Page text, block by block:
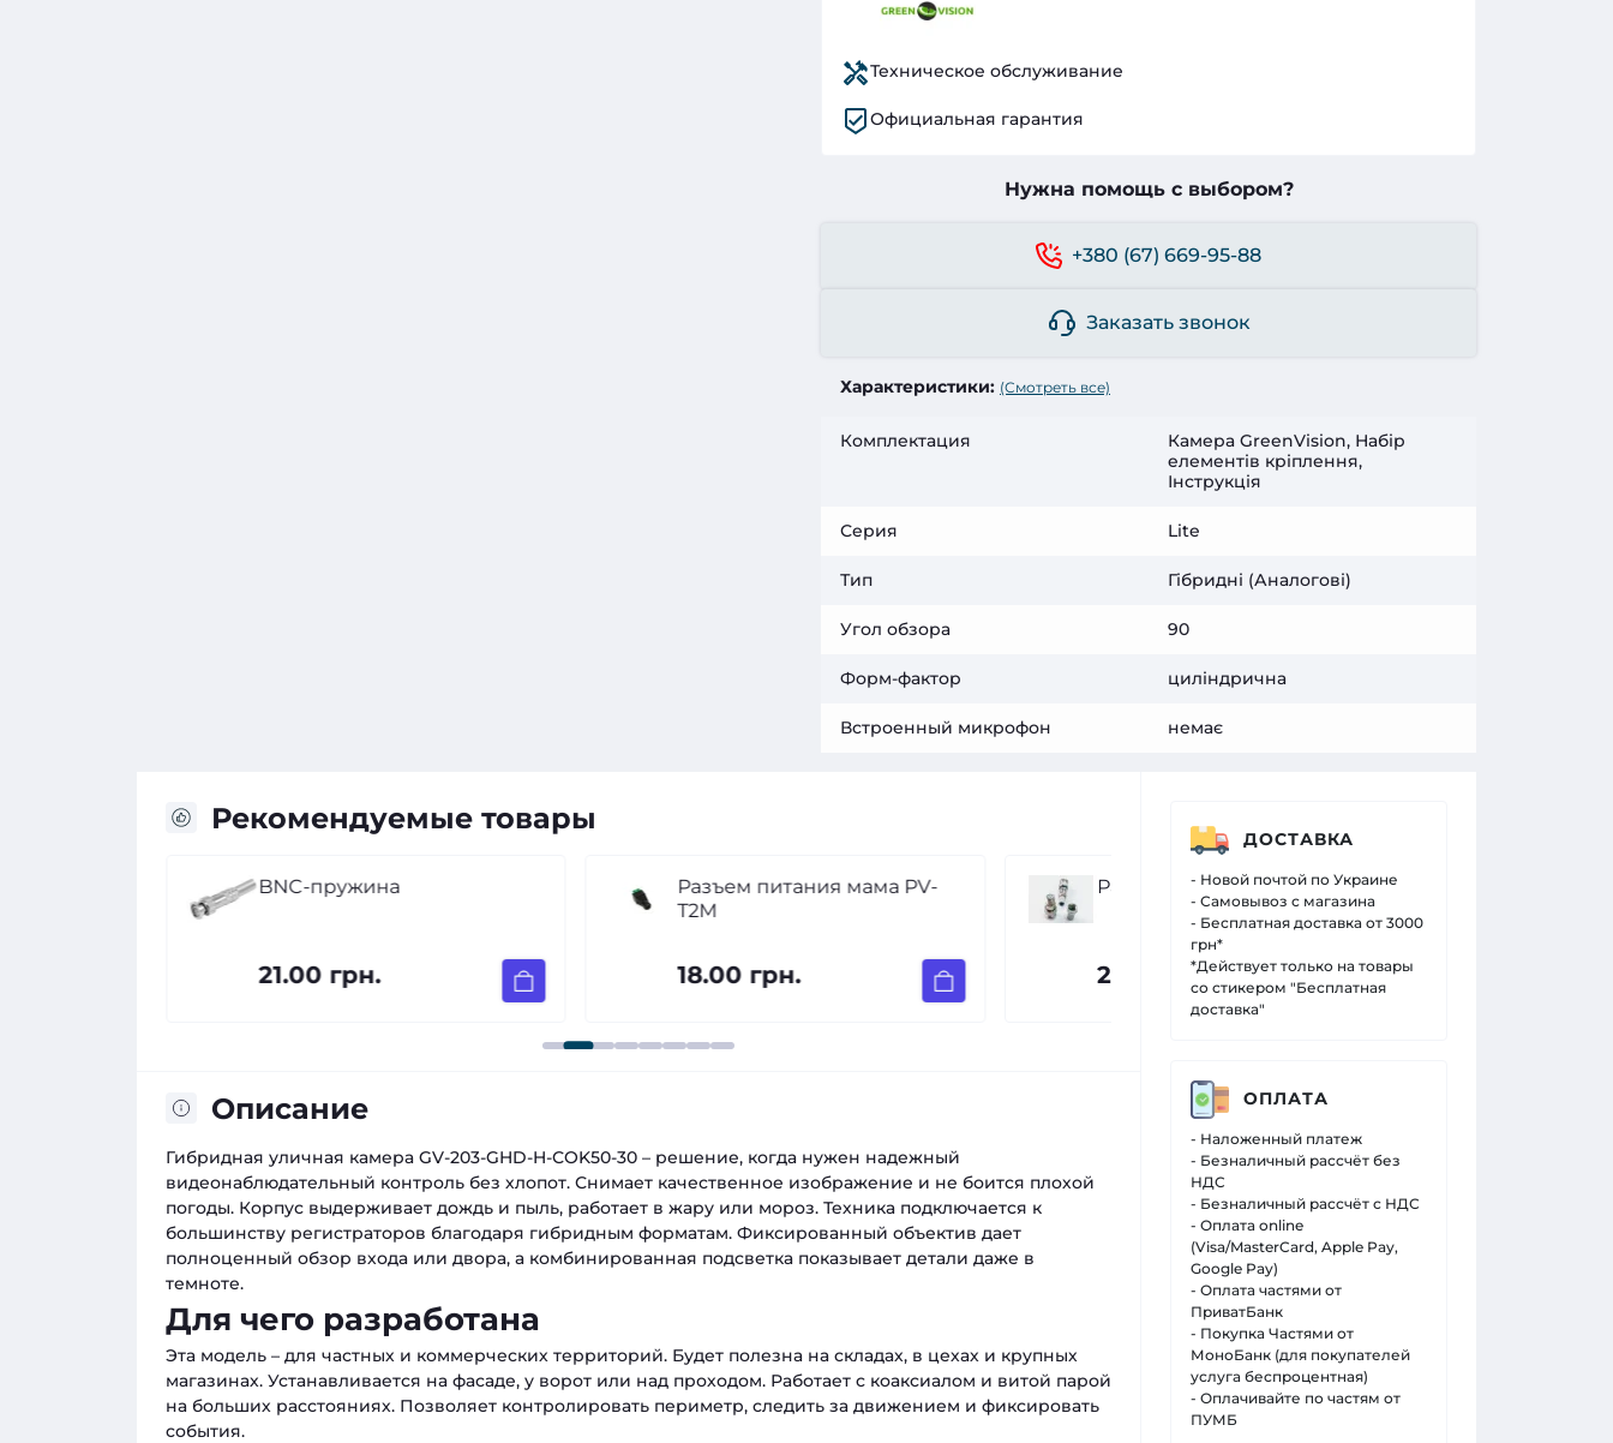
Техническое обслуживание
Официальная гарантия
Нужна помощь с выбором?
+380 (67) 669-95-88
Заказать звонок
Характеристики: (Смотреть все)
Комплектация
Камера GreenVision, Набір
елементів кріплення,
Інструкція
Серия Lite
Тип Гібридні (Аналогові)
Угол обзора 90
Форм-фактор циліндрична
Встроенный микрофон немає
Рекомендуемые товары
BNC-пружина
21.00 грн.
Разъем питания мама PV-
T2M
18.00 грн.
Разъем BNC под F гайку
21.00 грн.
Описание
Гибридная уличная камера GV-203-GHD-H-СOK50-30 – решение, когда нужен надежный
видеонаблюдательный контроль без хлопот. Снимает качественное изображение и не боится плохой
погоды. Корпус выдерживает дождь и пыль, работает в жару или мороз. Техника подключается к
большинству регистраторов благодаря гибридным форматам. Фиксированный объектив дает
полноценный обзор входа или двора, а комбинированная подсветка показывает детали даже в
темноте.
Для чего разработана
Эта модель – для частных и коммерческих территорий. Будет полезна на складах, в цехах и крупных
магазинах. Устанавливается на фасаде, у ворот или над проходом. Работает с коаксиалом и витой парой
на больших расстояниях. Позволяет контролировать периметр, следить за движением и фиксировать
события.
ДОСТАВКА
- Новой почтой по Украине
- Самовывоз с магазина
- Бесплатная доставка от 3000
грн*
*Действует только на товары
со стикером "Бесплатная
доставка"
ОПЛАТА
- Наложенный платеж
- Безналичный рассчёт без
НДС
- Безналичный рассчёт с НДС
- Оплата online
(Visa/MasterCard, Apple Pay,
Google Pay)
- Оплата частями от
ПриватБанк
- Покупка Частями от
МоноБанк (для покупателей
услуга беспроцентная)
- Оплачивайте по частям от
ПУМБ